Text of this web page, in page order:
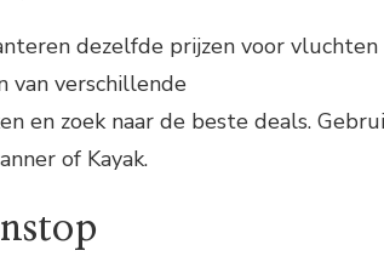
dezelfde prijzen voor vluchten
van verschillende
en zoek naar de beste deals.
of Kayak.